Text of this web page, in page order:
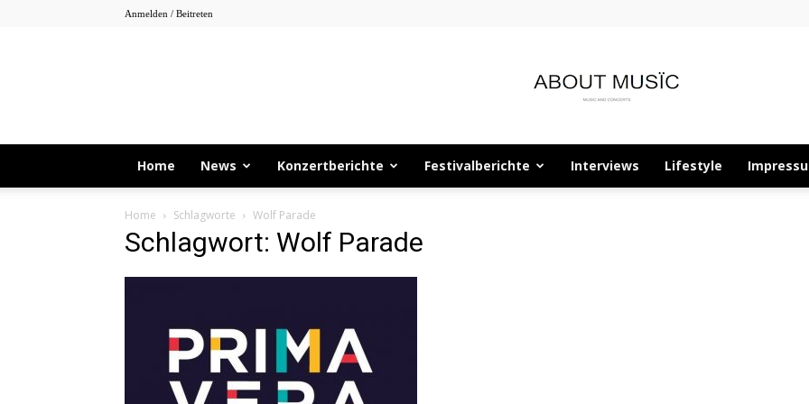
Anmelden / Beitreten
About
Home News Konzertberichte Festivalberichte Interviews Lifestyle
Home Schlagworte Wolf Parade
Schlagwort: Wolf Parade